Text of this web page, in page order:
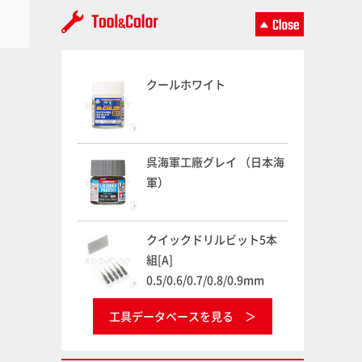
クールホワイト
呉海軍工廠グレイ （日本海
軍）
クイックドリルビット5本
組[A]
0.5/0.6/0.7/0.8/0.9mm
工具データベースを見る